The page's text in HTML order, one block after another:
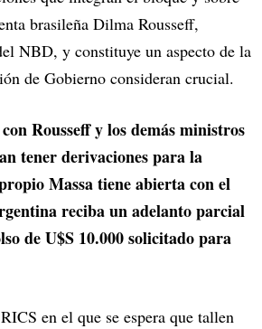
brasileña Dilma Rousseff,
NBD, y constituye un aspecto de la
de Gobierno consideran crucial.
Rousseff y los demás ministros
tener derivaciones para la
Massa tiene abierta con el
reciba un adelanto parcial
de U$S 10.000 solicitado para
en el que se espera que tallen